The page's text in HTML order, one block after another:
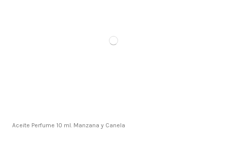
Aceite Perfume 10 ml. Manzana y Canela